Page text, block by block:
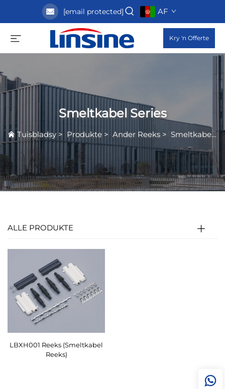
[email protected] AF
Kry 'n Offerte
Smeltkabel Series
Tuisbladsy > Produkte > Ander Reeks > Smeltkabel Series
ALLE PRODUKTE
LBXH001 Reeks (Smeltkabel
Reeks)